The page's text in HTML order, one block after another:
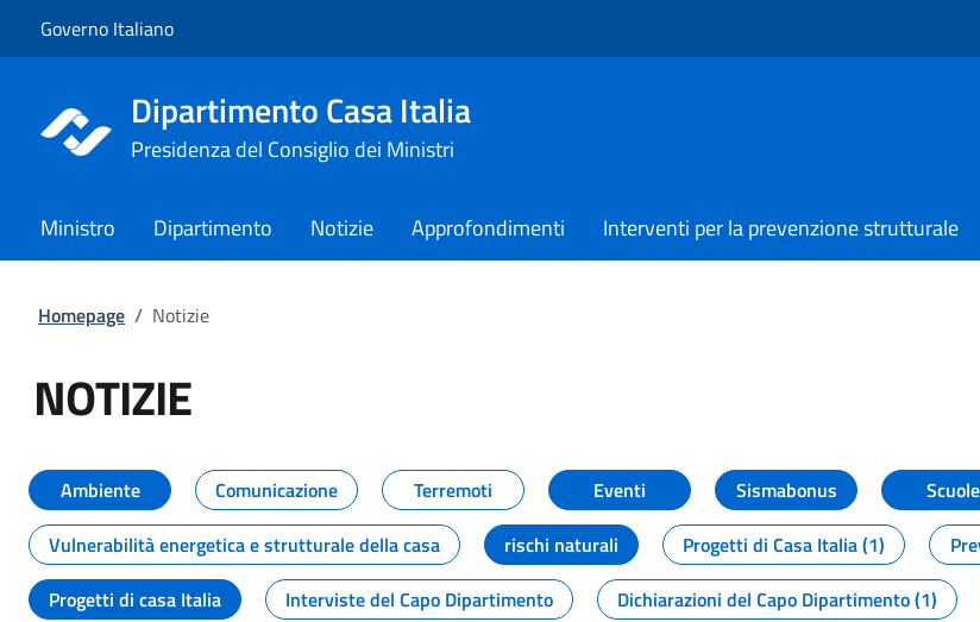
Governo Italiano
Dipartimento Casa Italia
Presidenza del Consiglio dei Ministri
Ministro Dipartimento Notizie Approfondimenti Interventi per la prevenzione strutturale
Homepage / Notizie
NOTIZIE
Tutti i contenuti della pagina NOTIZIE
Ambiente Comunicazione Terremoti Eventi Sismabonus Scuole
Vulnerabilità energetica e strutturale della casa
rischi naturali Progetti di Casa Italia (1)
Progetti di casa Italia
Interviste del Capo Dipartimento Dichiarazioni del Capo Dipartimento (1)